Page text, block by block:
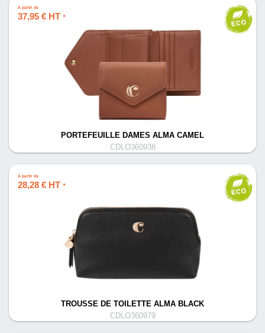
À partir de
37,95 € HT *
PORTEFEUILLE DAMES ALMA CAMEL
CDLO360938
À partir de
28,28 € HT *
TROUSSE DE TOILETTE ALMA BLACK
CDLO360979